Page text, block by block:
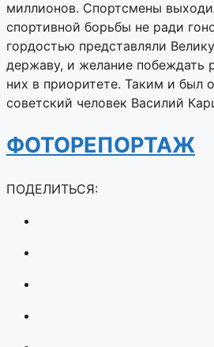
миллионов. Спортсмены
спортивной борьбы не ради
гордостью представляли
державу, и желание побеждать
них в приоритете. Таким и был
советский человек Василий
ФОТОРЕПОРТАЖ
ПОДЕЛИТЬСЯ: